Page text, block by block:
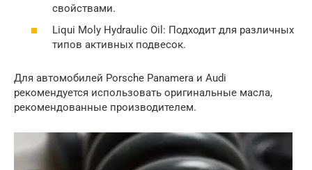
свойствами.
Liqui Moly Hydraulic Oil: Подходит для различных
типов активных подвесок.
Для автомобилей Porsche Panamera и Audi
рекомендуется использовать оригинальные масла,
рекомендованные производителем.